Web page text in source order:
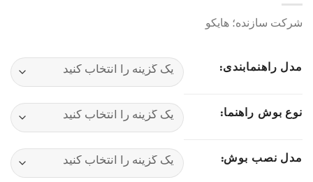
شرکت سازنده؛ هایکو
مدل راهنمابندی:
نوع بوش راهنما:
مدل نصب بوش: